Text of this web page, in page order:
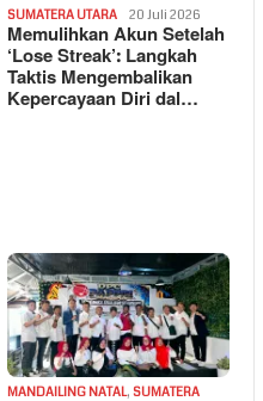
SUMATERA UTARA 20 Juli 2026
Memulihkan Akun Setelah
‘Lose Streak’: Langkah
Taktis Mengembalikan
Kepercayaan Diri dal…
MANDAILING NATAL, SUMATERA